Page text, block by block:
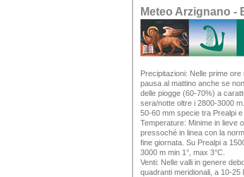
Meteo Arzignano -
Precipitazioni: Nelle prime
pausa al mattino anche se
delle piogge (60-70%) a
sera/notte oltre i 2800-3000
50-60 mm specie tra Prealpi e
Temperature: Minime in lieve
pressoché in linea con la
fine giornata. Su Prealpi a
3000 m min 1°, max 3°C.
Venti: Nelle valli in genere
quadranti meridionali, a 10-25